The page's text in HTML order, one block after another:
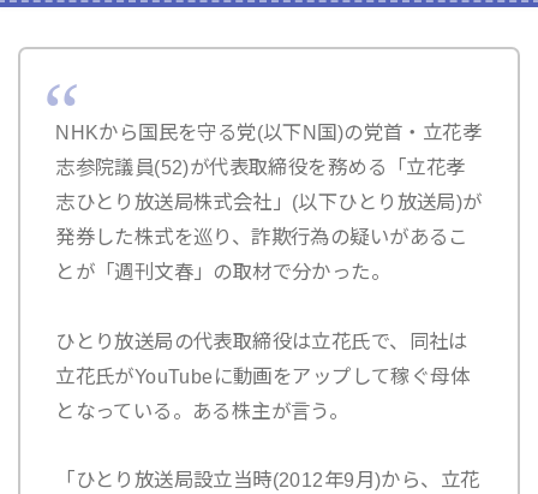
NHKから国民を守る党(以下N国)の党首・立花孝
志参院議員(52)が代表取締役を務める「立花孝
志ひとり放送局株式会社」(以下ひとり放送局)が
発券した株式を巡り、詐欺行為の疑いがあるこ
とが「週刊文春」の取材で分かった。
ひとり放送局の代表取締役は立花氏で、同社は
立花氏がYouTubeに動画をアップして稼ぐ母体
となっている。ある株主が言う。
「ひとり放送局設立当時(2012年9月)から、立花